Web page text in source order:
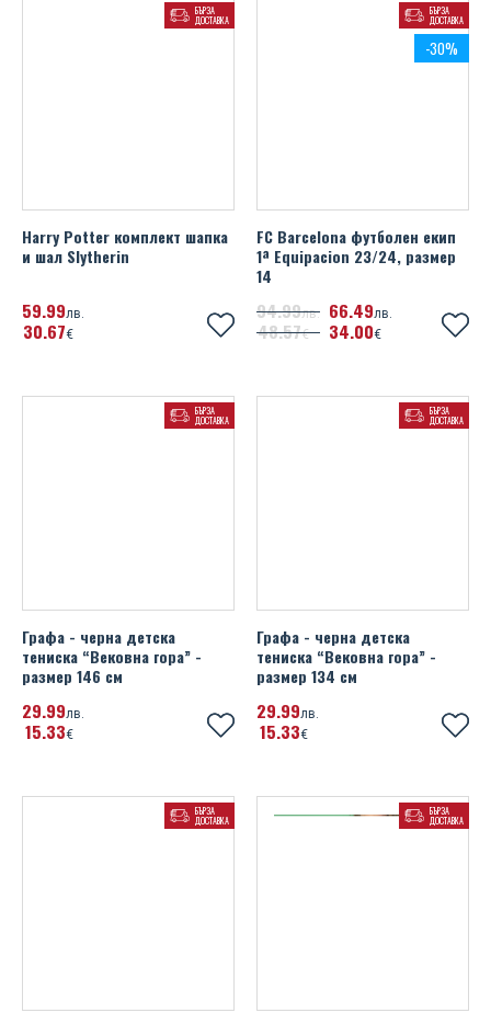
БЪРЗА
ДОСТАВКА
Harry Potter комплект шапка
и шал Slytherin
59 99лв.
30 67€
БЪРЗА
ДОСТАВКА
-30%
FC Barcelona футболен екип
1ª Equipacion 23/24, размер
14
9499лв.
4857€
66 49лв.
34 00€
БЪРЗА
ДОСТАВКА
Графа - черна детска
тениска “Вековна гора” -
размер 146 см
29 99лв.
15 33€
БЪРЗА
ДОСТАВКА
Графа - черна детска
тениска “Вековна гора” -
размер 134 см
29 99лв.
15 33€
БЪРЗА
ДОСТАВКА
БЪРЗА
ДОСТАВКА